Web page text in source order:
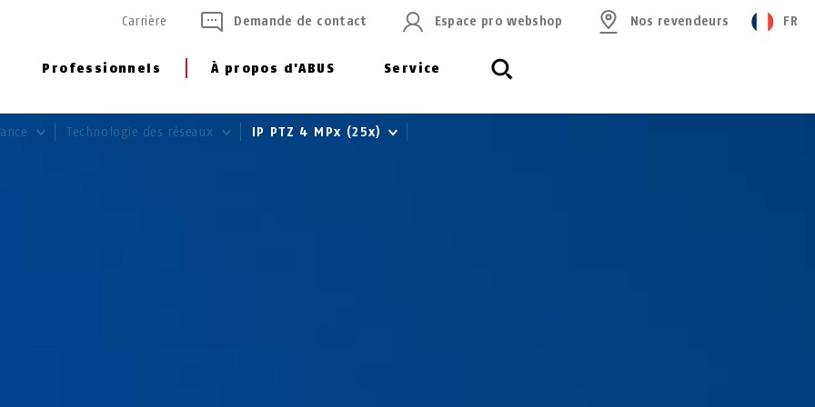
Professionnels À propos d'ABUS Service
Carrière Demande de contact Espace pro webshop Nos revendeurs FR
Technologie des réseaux IP PTZ 4 MPx (25x)